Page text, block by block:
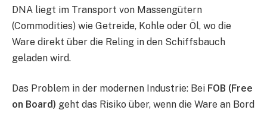
DNA liegt im Transport von Massengütern
(Commodities) wie Getreide, Kohle oder Öl, wo die
Ware direkt über die Reling in den Schiffsbauch
geladen wird.
Das Problem in der modernen Industrie: Bei FOB (Free
on Board) geht das Risiko über, wenn die Ware an Bord